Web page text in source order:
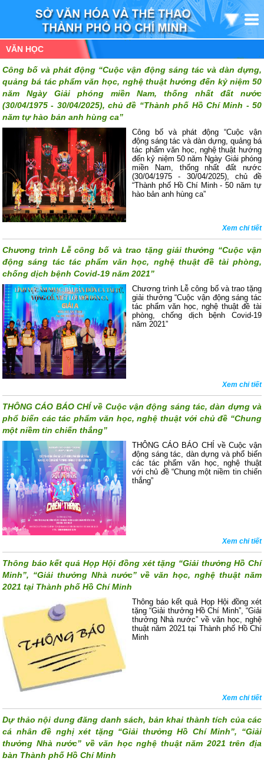
VĂN HỌC
Công bố và phát động “Cuộc vận động sáng tác và dàn dựng,
quảng bá tác phẩm văn học, nghệ thuật hướng đến kỷ niệm 50
năm Ngày Giải phóng miền Nam, thống nhất đất nước
(30/04/1975 - 30/04/2025), chủ đề “Thành phố Hồ Chí Minh - 50
năm tự hào bản anh hùng ca”
Công bố và phát động “Cuộc vận
động sáng tác và dàn dựng, quảng bá
tác phẩm văn học, nghệ thuật hướng
đến kỷ niệm 50 năm Ngày Giải phóng
miền Nam, thống nhất đất nước
(30/04/1975 - 30/04/2025), chủ đề
“Thành phố Hồ Chí Minh - 50 năm tự
hào bản anh hùng ca”
Xem chi tiết
Chương trình Lễ công bố và trao tặng giải thưởng “Cuộc vận
động sáng tác tác phẩm văn học, nghệ thuật đề tài phòng,
chống dịch bệnh Covid-19 năm 2021”
Chương trình Lễ công bố và trao tặng
giải thưởng “Cuộc vận động sáng tác
tác phẩm văn học, nghệ thuật đề tài
phòng, chống dịch bệnh Covid-19
năm 2021”
Xem chi tiết
THÔNG CÁO BÁO CHÍ về Cuộc vận động sáng tác, dàn dựng và
phổ biến các tác phẩm văn học, nghệ thuật với chủ đề “Chung
một niềm tin chiến thắng”
THÔNG CÁO BÁO CHÍ về Cuộc vận
động sáng tác, dàn dựng và phổ biến
các tác phẩm văn học, nghệ thuật
với chủ đề “Chung một niềm tin chiến
thắng”
Xem chi tiết
Thông báo kết quả Họp Hội đồng xét tặng “Giải thưởng Hồ Chí
Minh”, “Giải thưởng Nhà nước” về văn học, nghệ thuật năm
2021 tại Thành phố Hồ Chí Minh
Thông báo kết quả Họp Hội đồng xét
tặng “Giải thưởng Hồ Chí Minh”, “Giải
thưởng Nhà nước” về văn học, nghệ
thuật năm 2021 tại Thành phố Hồ Chí
Minh
Xem chi tiết
Dự thảo nội dung đăng danh sách, bản khai thành tích của các
cá nhân đề nghị xét tặng “Giải thưởng Hồ Chí Minh”, “Giải
thưởng Nhà nước” về văn học nghệ thuật năm 2021 trên địa
bàn Thành phố Hồ Chí Minh